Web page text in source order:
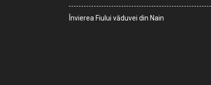
Învierea Fiului văduvei din Nain